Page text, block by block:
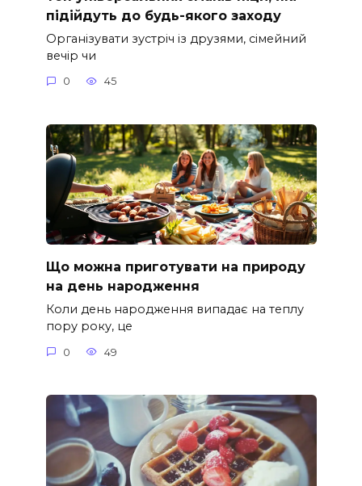
підійдуть до будь-якого заходу
Організувати зустріч із друзями, сімейний
вечір чи
0 45
Що можна приготувати на природу
на день народження
Коли день народження випадає на теплу
пору року, це
0 49